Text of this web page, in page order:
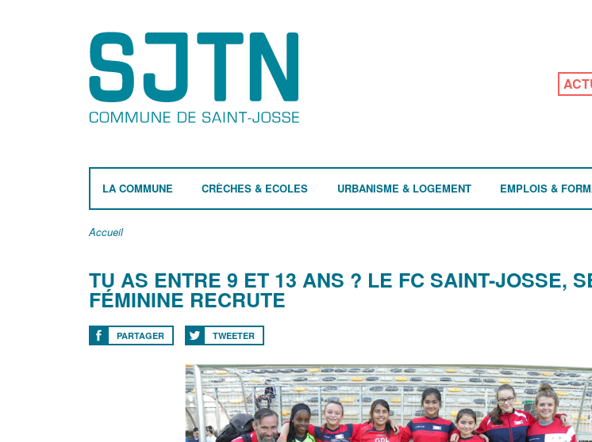
LA COMMUNE CRÈCHES & ECOLES URBANISME & LOGEMENT EMPLOIS &
Accueil
TU AS ENTRE 9 ET 13 ANS ? LE FC SAINT-JOSSE,
FÉMININE RECRUTE
PARTAGER TWEETER